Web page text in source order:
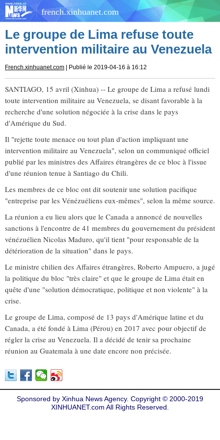
french.xinhuanet.com
Le groupe de Lima refuse toute
intervention militaire au Venezuela
French.xinhuanet.com | Publié le 2019-04-16 à 16:12
SANTIAGO, 15 avril (Xinhua) -- Le groupe de Lima a refusé lundi
toute intervention militaire au Venezuela, se disant favorable à la
recherche d'une solution négociée à la crise dans le pays
d'Amérique du Sud.
Il "rejette toute menace ou tout plan d'action impliquant une
intervention militaire au Venezuela", selon un communiqué officiel
publié par les ministres des Affaires étrangères de ce bloc à l'issue
d'une réunion tenue à Santiago du Chili.
Les membres de ce bloc ont dit soutenir une solution pacifique
"entreprise par les Vénézuéliens eux-mêmes", selon la même source.
La réunion a eu lieu alors que le Canada a annoncé de nouvelles
sanctions à l'encontre de 41 membres du gouvernement du président
vénézuélien Nicolas Maduro, qu'il tient "pour responsable de la
détérioration de la situation" dans le pays.
Le ministre chilien des Affaires étrangères, Roberto Ampuero, a jugé
la politique du bloc "très claire" et que le groupe de Lima était en
quête d'une "solution démocratique, politique et non violente" à la
crise.
Le groupe de Lima, composé de 13 pays d'Amérique latine et du
Canada, a été fondé à Lima (Pérou) en 2017 avec pour objectif de
régler la crise au Venezuela. Il a décidé de tenir sa prochaine
réunion au Guatemala à une date encore non précisée.
Sponsored by Xinhua News Agency. Copyright © 2000-2019
XINHUANET.com All Rights Reserved.